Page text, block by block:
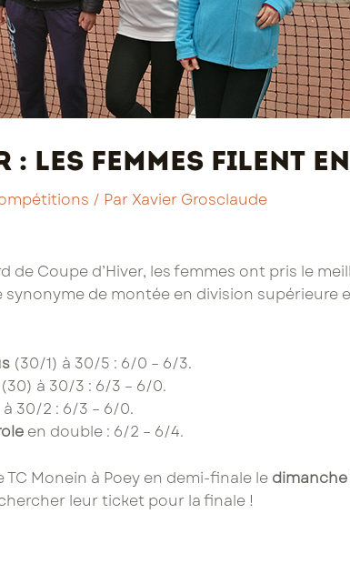
: Les femmes filent
/ Par Xavier Grosclaude
de Coupe d’Hiver, les femmes ont pris le
synonyme de montée en division
(30/1) à 30/5 : 6/0 – 6/3.
(30) à 30/3 : 6/3 – 6/0.
30/2 : 6/3 – 6/0.
en double : 6/2 – 6/4.
Monein à Poey en demi-finale le
leur ticket pour la finale !